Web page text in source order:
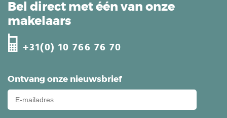
Ontvang onze nieuwsbrief
Bel direct met één van onze
makelaars
+31(0) 10 766 76 70